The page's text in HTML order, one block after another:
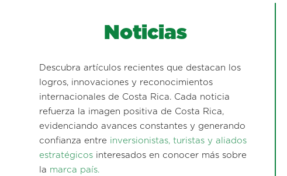
Noticias
Descubra artículos recientes que destacan los
logros, innovaciones y reconocimientos
internacionales de Costa Rica. Cada noticia
refuerza la imagen positiva de Costa Rica,
evidenciando avances constantes y generando
confianza entre inversionistas, turistas y aliados
estratégicos interesados en conocer más sobre
la marca país.